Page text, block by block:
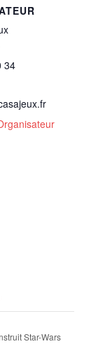
34
Star-Wars